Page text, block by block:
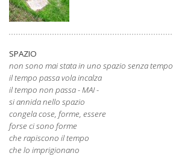
SPAZIO
non sono mai stata in uno spazio senza tempo
il tempo passa vola incalza
il tempo non passa - MAI -
si annida nello spazio
congela cose, forme, essere
forse ci sono forme
che rapiscono il tempo
che lo imprigionano